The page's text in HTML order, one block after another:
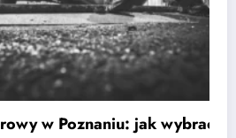
w Poznaniu: jak wybrać